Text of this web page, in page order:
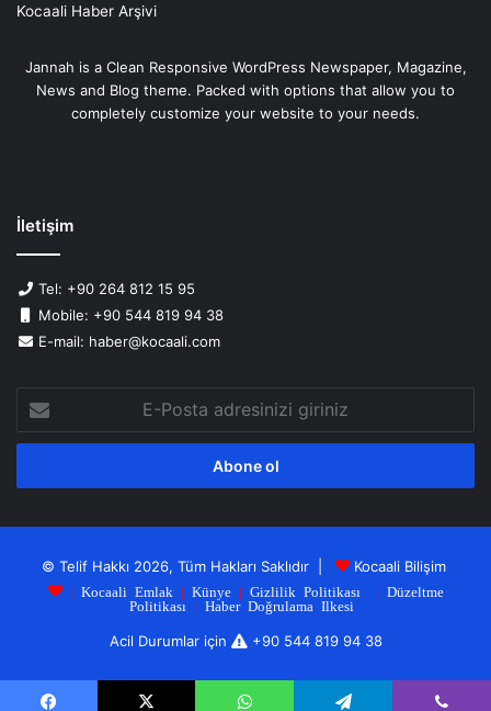
Kocaali Haber Arşivi
Jannah is a Clean Responsive WordPress Newspaper, Magazine,
News and Blog theme. Packed with options that allow you to
completely customize your website to your needs.
İletişim
Tel: +90 264 812 15 95
Mobile: +90 544 819 94 38
E-mail: haber@kocaali.com
Posta
adresinizi
© Telif Hakkı 2026, Tüm Hakları Saklıdır | Kocaali Bilişim
| Kocaali Emlak | Künye| Gizlilik Politikası | Düzeltme
Politikası | Haber Doğrulama Ilkesi
Acil Durumlar için +90 544 819 94 38